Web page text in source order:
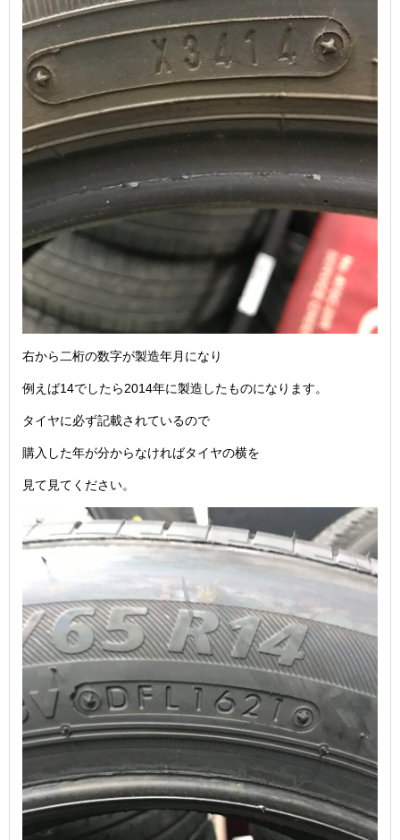
右から二桁の数字が製造年月になり
例えば14でしたら2014年に製造したものになります。
タイヤに必ず記載されているので
購入した年が分からなければタイヤの横を
見て見てください。